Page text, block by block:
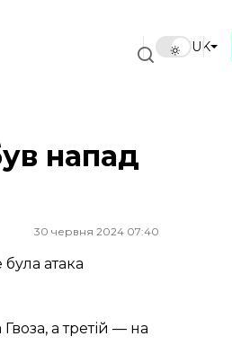
UK
напад
30 червня 2024 07:40
атака
а третій — на